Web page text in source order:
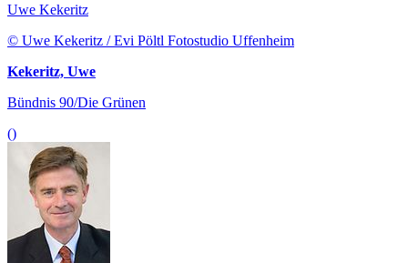
Uwe Kekeritz
© Uwe Kekeritz / Evi Pöltl Fotostudio Uffenheim
Kekeritz, Uwe
Bündnis 90/Die Grünen
()